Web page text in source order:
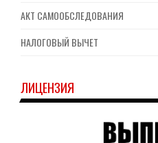
АКТ САМООБСЛЕДОВАНИЯ
НАЛОГОВЫЙ ВЫЧЕТ
ЛИЦЕНЗИЯ